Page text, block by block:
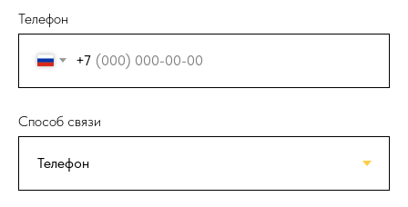
Телефон
+7
Способ связи